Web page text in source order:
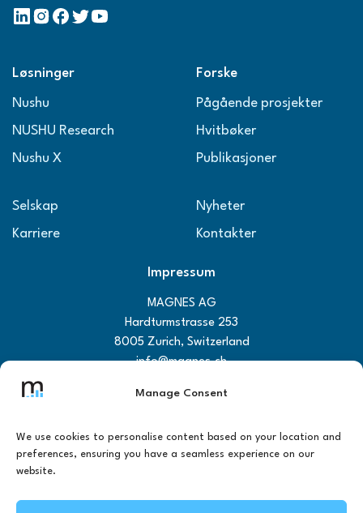
Manage Consent
We use cookies to personalise content based on your location and
preferences, ensuring you have a seamless experience on our
website.
Impressum
MAGNES AG
Hardturmstrasse 253
8005 Zurich, Switzerland
info@magnes.ch
9:00 – 17:00
Løsninger
Nushu
NUSHU Research
Nushu X
Forske
Pågående prosjekter
Hvitbøker
Publikasjoner
Selskap
Karriere
Nyheter
Kontakter